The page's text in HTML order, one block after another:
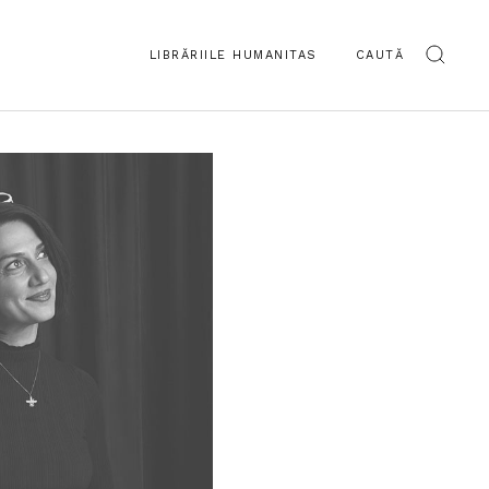
LIBRĂRIILE HUMANITAS CAUTĂ